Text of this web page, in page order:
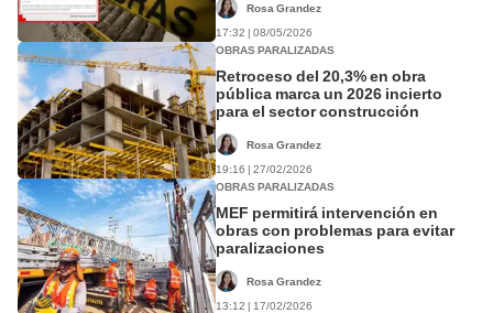
Rosa Grandez
17:32 | 08/05/2026
OBRAS PARALIZADAS
Retroceso del 20,3% en obra
pública marca un 2026 incierto
para el sector construcción
Rosa Grandez
19:16 | 27/02/2026
OBRAS PARALIZADAS
MEF permitirá intervención en
obras con problemas para evitar
paralizaciones
Rosa Grandez
13:12 | 17/02/2026